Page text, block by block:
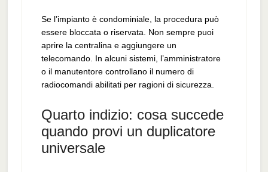
Se l’impianto è condominiale, la procedura può
essere bloccata o riservata. Non sempre puoi
aprire la centralina e aggiungere un
telecomando. In alcuni sistemi, l’amministratore
o il manutentore controllano il numero di
radiocomandi abilitati per ragioni di sicurezza.
Quarto indizio: cosa succede
quando provi un duplicatore
universale